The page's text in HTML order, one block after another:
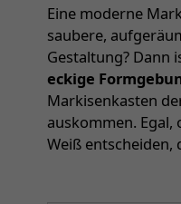
Eine moderne
saubere,
Gestaltung? Dann
eckige
Markisenkasten
auskommen.
Weiß entscheiden,